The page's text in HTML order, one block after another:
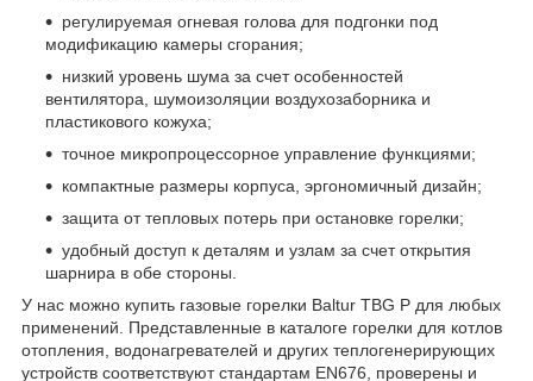
регулируемая огневая голова для подгонки под
модификацию камеры сгорания;
низкий уровень шума за счет особенностей
вентилятора, шумоизоляции воздухозаборника и
пластикового кожуха;
точное микропроцессорное управление функциями;
компактные размеры корпуса, эргономичный дизайн;
защита от тепловых потерь при остановке горелки;
удобный доступ к деталям и узлам за счет открытия
шарнира в обе стороны.
У нас можно купить газовые горелки Baltur TBG P для любых
применений. Представленные в каталоге горелки для котлов
отопления, водонагревателей и других теплогенерирующих
устройств соответствуют стандартам EN676, проверены и